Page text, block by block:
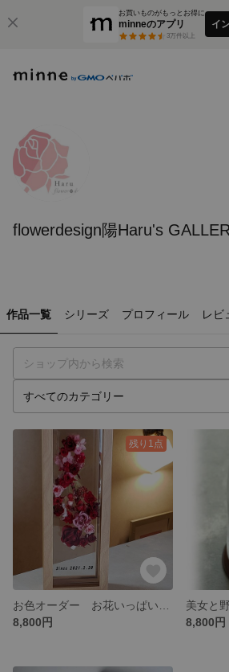
お買いものがもっとお得に
minneのアプリ
3万件以上
イ
flowerdesign陽Haru's
作品一覧 シリーズ プロフィール レビ
残り1点
8,800円
8,800円